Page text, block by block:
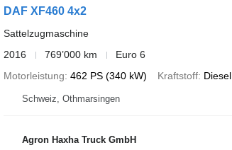
DAF XF460 4x2
Sattelzugmaschine
2016
769’000 km
Euro 6
Motorleistung 462 PS (340 kW) Kraftstoff Diesel
Schweiz, Othmarsingen
Agron Haxha Truck GmbH